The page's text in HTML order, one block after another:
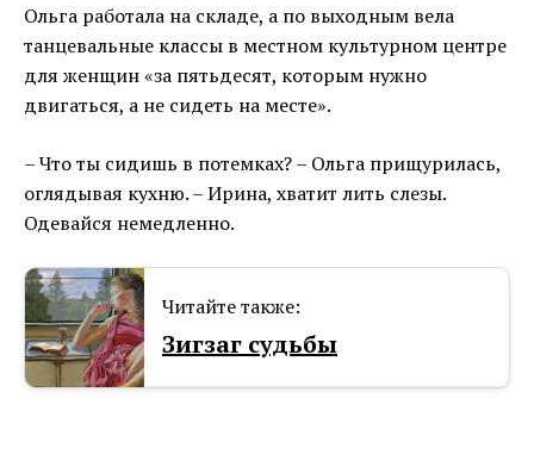
Ольга работала на складе, а по выходным вела
танцевальные классы в местном культурном центре
для женщин «за пятьдесят, которым нужно
двигаться, а не сидеть на месте».
– Что ты сидишь в потемках? – Ольга прищурилась,
оглядывая кухню. – Ирина, хватит лить слезы.
Одевайся немедленно.
Читайте также:
Зигзаг судьбы